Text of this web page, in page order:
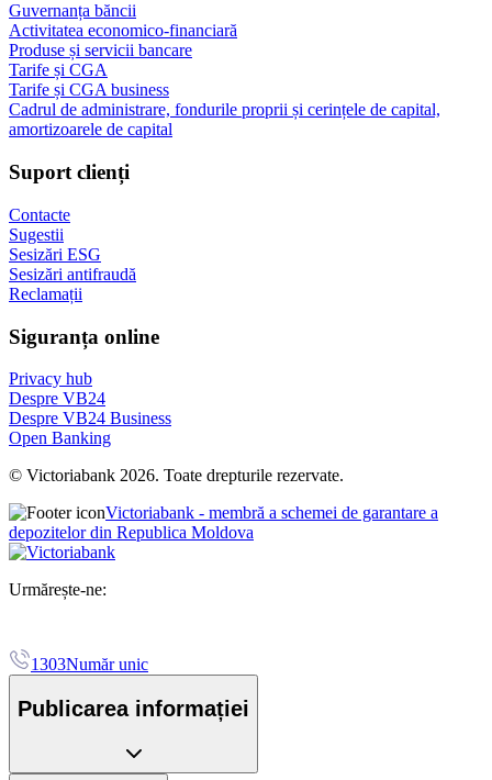
Guvernanța băncii
Activitatea economico-financiară
Produse și servicii bancare
Tarife și CGA
Tarife și CGA business
Cadrul de administrare, fondurile proprii și cerințele de capital,
amortizoarele de capital
Suport clienți
Contacte
Sugestii
Sesizări ESG
Sesizări antifraudă
Reclamații
Siguranța online
Privacy hub
Despre VB24
Despre VB24 Business
Open Banking
© Victoriabank 2026. Toate drepturile rezervate.
Victoriabank - membră a schemei de garantare a
depozitelor din Republica Moldova
Urmărește-ne:
1303Număr unic
Publicarea informației